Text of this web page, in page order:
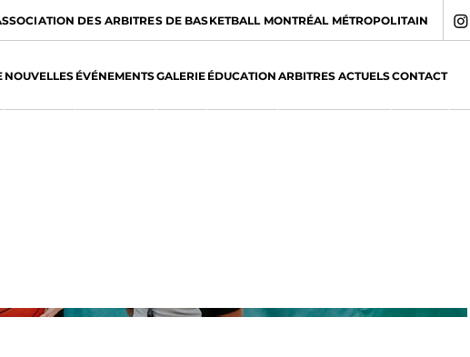
DES ARBITRES DE BASKETBALL MONTRÉAL MÉTROPOLITAIN
NOUVELLES ÉVÉNEMENTSGALERIE ÉDUCATION ARBITRES ACTUELSCONTACT